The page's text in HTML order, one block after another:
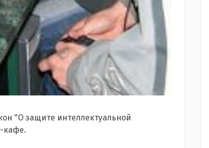
"О защите интеллектуальной
кафе.